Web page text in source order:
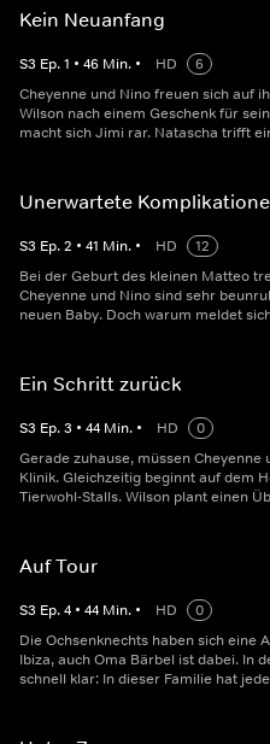
Kein Neuanfang
S3 Ep.1 • 46 Min. • HD
6
Cheyenne und Nino freuen sich auf
Wilson nach einem Geschenk für
macht sich Jimi rar. Natascha trifft
Unerwartete
S3 Ep.2 • 41 Min. • HD
12
Bei der Geburt des kleinen Matteo
Cheyenne und Nino sind sehr
neuen Baby. Doch warum meldet
Ein Schritt zurück
S3 Ep.3 • 44 Min. • HD
0
Gerade zuhause, müssen Cheyenne
Klinik. Gleichzeitig beginnt auf dem
Tierwohl-Stalls. Wilson plant einen
Auf Tour
S3 Ep.4 • 44 Min. • HD
0
Die Ochsenknechts haben sich eine
Ibiza, auch Oma Bärbel ist dabei. In
schnell klar: In dieser Familie hat